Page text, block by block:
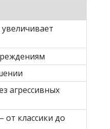
агрессивных
классики до